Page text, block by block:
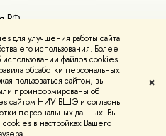
для улучшения работы сайта
его использования. Более
файлов cookies
обработки персональных
пользоваться сайтом, вы
проинформированы об
сайтом НИУ ВШЭ и согласны
персональных данных. Вы
в настройках Вашего
✖
РФ
курсы
контактыУсловия
конфиденциальности
вШколе дизайна НИУ